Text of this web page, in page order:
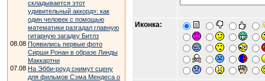
складывается этот
удивительный аккорд»: как
один человек с помощью
математики разгадал главную
гитарную загадку Битлз
08.08 Появились первые фото
Сирши Ронан в образе Линды
Маккартни
07.08 На Эбби-роуд снимут сцену
для фильмов Сэма Мендеса о
Иконка: